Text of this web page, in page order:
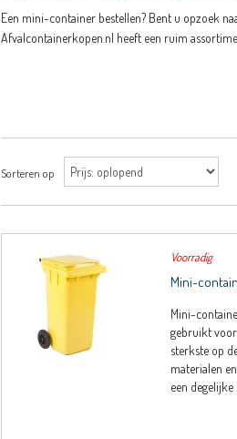
Een mini-container bestellen? Bent u opzoek
Afvalcontainerkopen.nl heeft een ruim
Sorteren op
Voorradig
Mini-
Mini-
gebruikt
sterkste op
materialen
een